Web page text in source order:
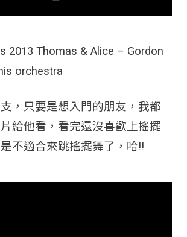
2013 Thomas & Alice – Gordon
orchestra
，只要是想入門的朋友，我都
給他看，看完還沒喜歡上搖擺
不適合來跳搖擺舞了，哈!!